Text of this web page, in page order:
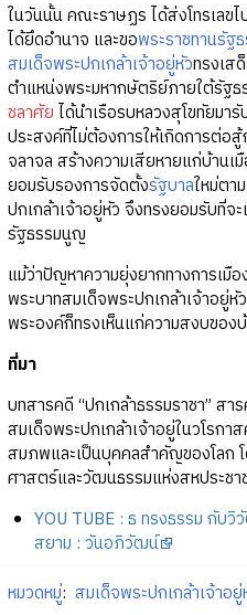
ในวันนั้น คณะราษฏร ได้ส่งโทรเลข
ได้ยึดอำนาจ และขอพระราชทานรัฐ
สมเด็จพระปกเกล้าเจ้าอยู่หัวทรงเส
ตำแหน่งพระมหากษัตริย์ภายใต้รัฐ
ชลาศัย ได้นำเรือรบหลวงสุโขทัยมา
ประสงค์ที่ไม่ต้องการให้เกิดการต่อ
จลาจล สร้างความเสียหายแก่บ้านเ
ยอมรับรองการจัดตั้งรัฐบาลใหม่ตาม
ปกเกล้าเจ้าอยู่หัว จึงทรงยอมรับที่จ
รัฐธรรมนูญ
แม้ว่าปัญหาความยุ่งยากทางการเมื
พระบาทสมเด็จพระปกเกล้าเจ้าอยู่
พระองค์ก็ทรงเห็นแก่ความสงบของ
ที่มา
บทสารคดี “ปกเกล้าธรรมราชา” สา
สมเด็จพระปกเกล้าเจ้าอยู่ในวโรก
สมภพและเป็นบุคคลสำคัญของโลก
ศาสตร์และวัฒนธรรมแห่งสหประชา
YOU TUBE : ธ ทรงธรรม กับ
สยาม : วันอภิวัฒน์
หมวดหมู่: สมเด็จพระปกเกล้าเจ้าอ